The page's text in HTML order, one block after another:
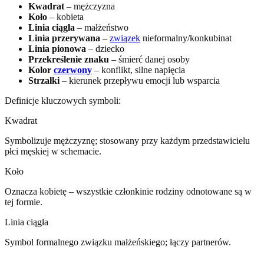
Kwadrat – mężczyzna
Koło – kobieta
Linia ciągła – małżeństwo
Linia przerywana – związek nieformalny/konkubinat
Linia pionowa – dziecko
Przekreślenie znaku – śmierć danej osoby
Kolor czerwony – konflikt, silne napięcia
Strzałki – kierunek przepływu emocji lub wsparcia
Definicje kluczowych symboli:
Kwadrat
Symbolizuje mężczyznę; stosowany przy każdym przedstawicielu
płci męskiej w schemacie.
Koło
Oznacza kobietę – wszystkie członkinie rodziny odnotowane są w
tej formie.
Linia ciągła
Symbol formalnego związku małżeńskiego; łączy partnerów.